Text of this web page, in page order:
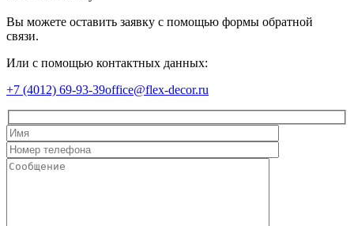
Вы можете оставить заявку с помощью формы обратной
связи.
Или с помощью контактных данных:
+7 (4012) 69-93-39office@flex-decor.ru